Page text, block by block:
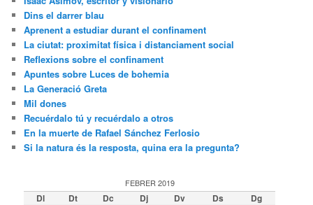
Dins el darrer blau
Aprenent a estudiar durant el confinament
La ciutat: proximitat física i distanciament social
Reflexions sobre el confinament
Apuntes sobre Luces de bohemia
La Generació Greta
Mil dones
Recuérdalo tú y recuérdalo a otros
En la muerte de Rafael Sánchez Ferlosio
Si la natura és la resposta, quina era la pregunta?
FEBRER 2019
Dl Dt Dc Dj Dv Ds Dg